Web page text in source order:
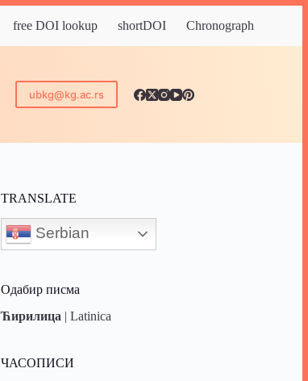
free DOI lookup shortDOI Chronograph
ubkg@kg.ac.rs
TRANSLATE
Serbian
Одабир писма
Ћирилица |Latinica
ЧАСОПИСИ